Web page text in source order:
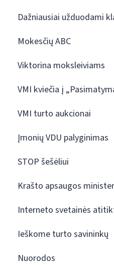
Dažniausiai užduodami
Mokesčių ABC
Viktorina moksleiviams
VMI kviečia į
VMI turto aukcionai
Įmonių VDU palyginimas
STOP šešėliui
Krašto apsaugos
Interneto svetainės
Ieškome turto savininkų
Nuorodos